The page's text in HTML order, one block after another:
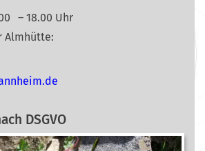
– 18.00 Uhr
Almhütte:
ed.mi
DSGVO